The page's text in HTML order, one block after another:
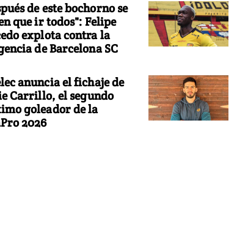
de este bochorno se
que ir todos": Felipe
explota contra la
de Barcelona SC
anuncia el fichaje de
Carrillo, el segundo
goleador de la
2026